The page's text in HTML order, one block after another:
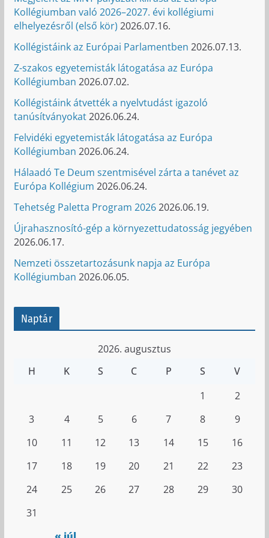
Kollégiumban való 2026–2027. évi kollégiumi
elhelyezésről (első kör) 2026.07.16.
Kollégistáink az Európai Parlamentben 2026.07.13.
Z-szakos egyetemisták látogatása az Európa
Kollégiumban 2026.07.02.
Kollégistáink átvették a nyelvtudást igazoló
tanúsítványokat2026.06.24.
Felvidéki egyetemisták látogatása az Európa
Kollégiumban 2026.06.24.
Hálaadó Te Deum szentmisével zárta a tanévet az
Európa Kollégium 2026.06.24.
Tehetség Paletta Program 20262026.06.19.
Újrahasznosító-gép a környezettudatosság jegyében
2026.06.17.
Nemzeti összetartozásunk napja az Európa
Kollégiumban 2026.06.05.
Naptár
2026. augusztus
H
K S C P S V
1
2
3
4 5 6 7 8
9
10
11 12 13 14 15
16
17
18 19 20 21 22
23
24
25 26 27 28 29
30
31